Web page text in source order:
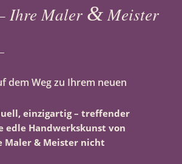
Ihre Maler & Meister
dem Weg zu Ihrem neuen
einzigartig – treffender
edle Handwerkskunst von
Maler & Meister nicht